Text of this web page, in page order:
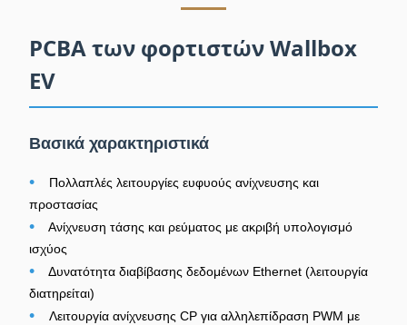
PCBA των φορτιστών Wallbox
EV
Βασικά χαρακτηριστικά
•
Πολλαπλές λειτουργίες ευφυούς ανίχνευσης και
προστασίας
•
Ανίχνευση τάσης και ρεύματος με ακριβή υπολογισμό
ισχύος
•
Δυνατότητα διαβίβασης δεδομένων Ethernet (λειτουργία
διατηρείται)
•
Λειτουργία ανίχνευσης CP για αλληλεπίδραση PWM με